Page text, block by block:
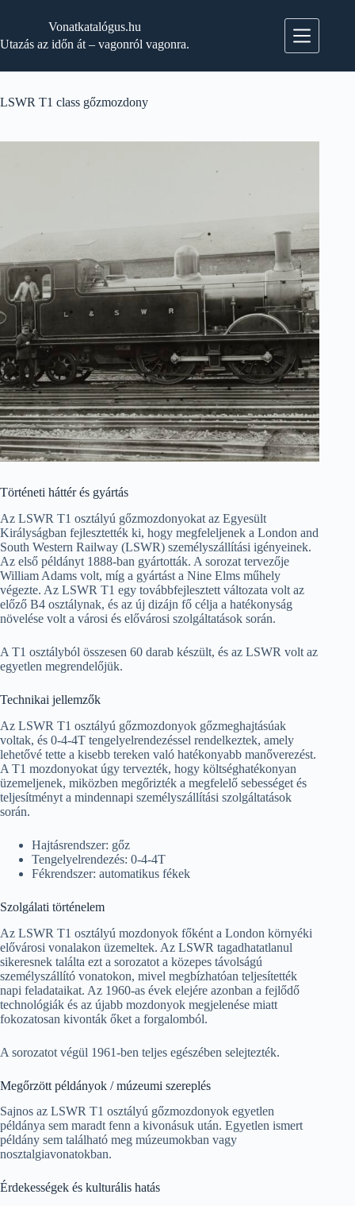
Vonatkatalógus.hu
Utazás az időn át – vagonról vagonra.
LSWR T1 class gőzmozdony
Történeti háttér és gyártás
Az LSWR T1 osztályú gőzmozdonyokat az Egyesült
Királyságban fejlesztették ki, hogy megfeleljenek a London and
South Western Railway (LSWR) személyszállítási igényeinek.
Az első példányt 1888-ban gyártották. A sorozat tervezője
William Adams volt, míg a gyártást a Nine Elms műhely
végezte. Az LSWR T1 egy továbbfejlesztett változata volt az
előző B4 osztálynak, és az új dizájn fő célja a hatékonyság
növelése volt a városi és elővárosi szolgáltatások során.
A T1 osztályból összesen 60 darab készült, és az LSWR volt az
egyetlen megrendelőjük.
Technikai jellemzők
Az LSWR T1 osztályú gőzmozdonyok gőzmeghajtásúak
voltak, és 0-4-4T tengelyelrendezéssel rendelkeztek, amely
lehetővé tette a kisebb tereken való hatékonyabb manőverezést.
A T1 mozdonyokat úgy tervezték, hogy költséghatékonyan
üzemeljenek, miközben megőrizték a megfelelő sebességet és
teljesítményt a mindennapi személyszállítási szolgáltatások
során.
Hajtásrendszer: gőz
Tengelyelrendezés: 0-4-4T
Fékrendszer: automatikus fékek
Szolgálati történelem
Az LSWR T1 osztályú mozdonyok főként a London környéki
elővárosi vonalakon üzemeltek. Az LSWR tagadhatatlanul
sikeresnek találta ezt a sorozatot a közepes távolságú
személyszállító vonatokon, mivel megbízhatóan teljesítették
napi feladataikat. Az 1960-as évek elejére azonban a fejlődő
technológiák és az újabb mozdonyok megjelenése miatt
fokozatosan kivonták őket a forgalomból.
A sorozatot végül 1961-ben teljes egészében selejtezték.
Megőrzött példányok / múzeumi szereplés
Sajnos az LSWR T1 osztályú gőzmozdonyok egyetlen
példánya sem maradt fenn a kivonásuk után. Egyetlen ismert
példány sem található meg múzeumokban vagy
nosztalgiavonatokban.
Érdekességek és kulturális hatás